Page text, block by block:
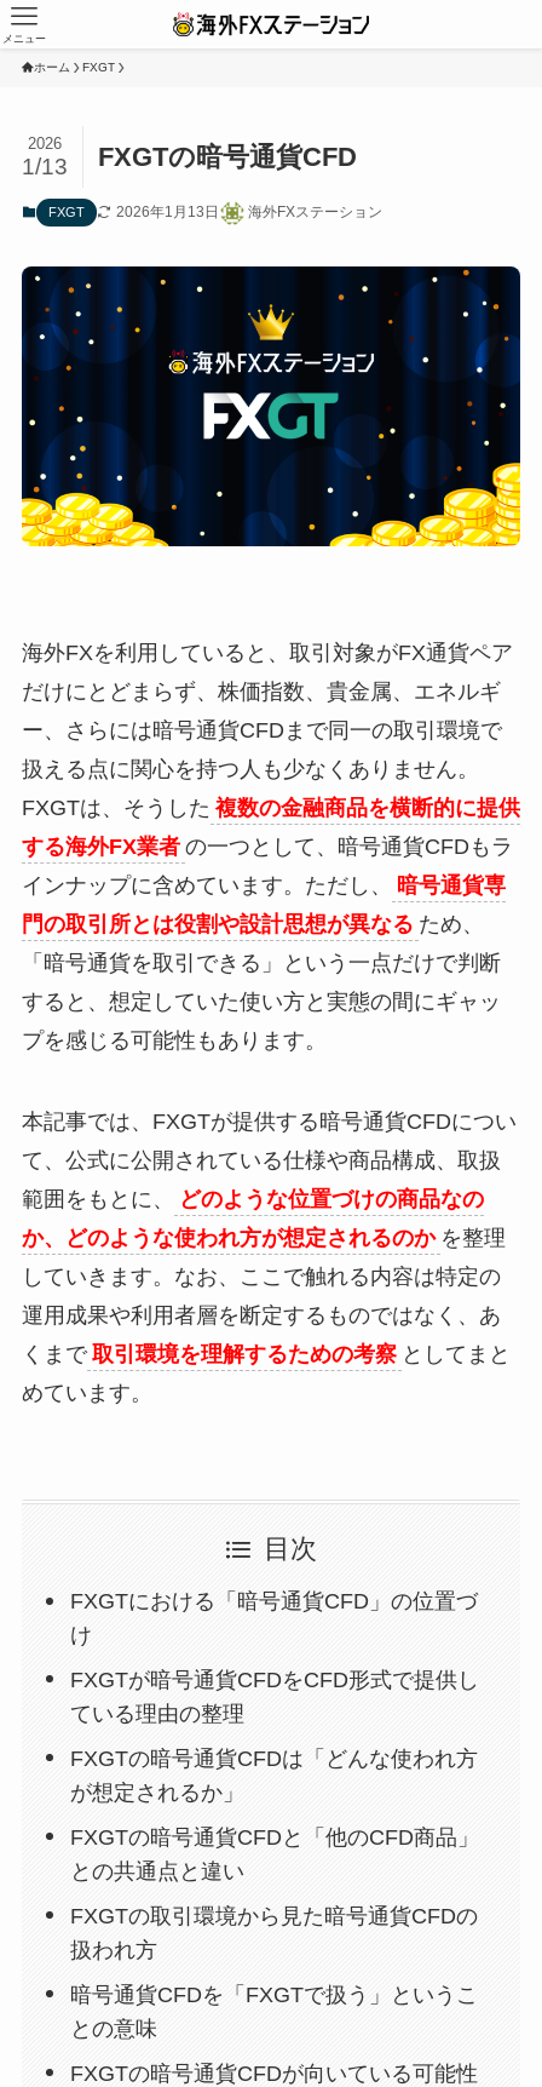
メニュー
ホーム FXGT
FXGTの暗号通貨CFD
2026
1/13
FXGT 2026年1月13日 海外FXステーション
海外FXを利用していると、取引対象がFX通貨ペア
だけにとどまらず、株価指数、貴金属、エネルギ
ー、さらには暗号通貨CFDまで同一の取引環境で
扱える点に関心を持つ人も少なくありません。
FXGTは、そうした 複数の金融商品を横断的に提供
する海外FX業者 の一つとして、暗号通貨CFDもラ
インナップに含めています。ただし、
暗号通貨専
門の取引所とは役割や設計思想が異なる ため、
「暗号通貨を取引できる」という一点だけで判断
すると、想定していた使い方と実態の間にギャッ
プを感じる可能性もあります。
本記事では、FXGTが提供する暗号通貨CFDについ
て、公式に公開されている仕様や商品構成、取扱
範囲をもとに、
どのような位置づけの商品なの
か、どのような使われ方が想定されるのか を整理
していきます。なお、ここで触れる内容は特定の
運用成果や利用者層を断定するものではなく、あ
くまで 取引環境を理解するための考察 としてまと
めています。
目次
FXGTにおける「暗号通貨CFD」の位置づ
け
FXGTが暗号通貨CFDをCFD形式で提供し
ている理由の整理
FXGTの暗号通貨CFDは「どんな使われ方
が想定されるか」
FXGTの暗号通貨CFDと「他のCFD商品」
との共通点と違い
FXGTの取引環境から見た暗号通貨CFDの
扱われ方
暗号通貨CFDを「FXGTで扱う」というこ
との意味
FXGTの暗号通貨CFDが向いている可能性